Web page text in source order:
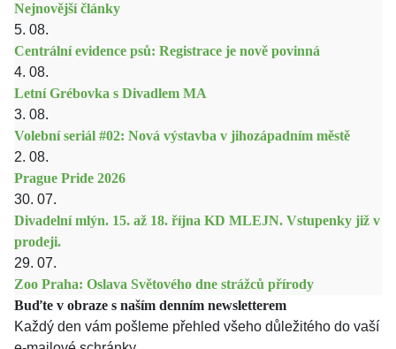
Nejnovější články
5. 08.
Centrální evidence psů: Registrace je nově povinná
4. 08.
Letní Grébovka s Divadlem MA
3. 08.
Volební seriál #02: Nová výstavba v jihozápadním městě
2. 08.
Prague Pride 2026
30. 07.
Divadelní mlýn. 15. až 18. října KD MLEJN. Vstupenky již v
prodeji.
29. 07.
Zoo Praha: Oslava Světového dne strážců přírody
Buďte v obraze s naším denním newsletterem
Každý den vám pošleme přehled všeho důležitého do vaší